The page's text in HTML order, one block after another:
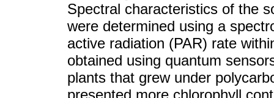
Spectral characteristics of the
were determined using a
active radiation (PAR) rate
obtained using quantum
plants that grew under